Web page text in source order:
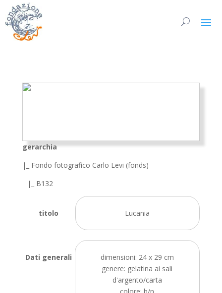
gerarchia
|_ Fondo fotografico Carlo Levi (fonds)
|_ B132
titolo Lucania
Dati generali
dimensioni: 24 x 29 cm
genere: gelatina ai sali
d'argento/carta